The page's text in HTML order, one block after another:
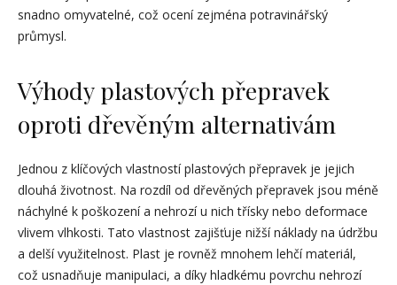
snadno omyvatelné, což ocení zejména potravinářský
průmysl.
Výhody plastových přepravek
oproti dřevěným alternativám
Jednou z klíčových vlastností plastových přepravek je jejich
dlouhá životnost. Na rozdíl od dřevěných přepravek jsou méně
náchylné k poškození a nehrozí u nich třísky nebo deformace
vlivem vlhkosti. Tato vlastnost zajišťuje nižší náklady na údržbu
a delší využitelnost. Plast je rovněž mnohem lehčí materiál,
což usnadňuje manipulaci, a díky hladkému povrchu nehrozí